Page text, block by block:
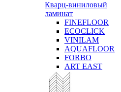
Кварц-виниловый
ламинат
FINEFLOOR
ECOCLICK
VINILAM
AQUAFLOOR
FORBO
ART EAST